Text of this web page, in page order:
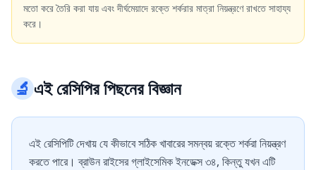
মতো করে তৈরি করা যায় এবং দীর্ঘমেয়াদে রক্তে শর্করার মাত্রা নিয়ন্ত্রণে রাখতে সাহায্য
করে।
🔬এই রেসিপির পিছনের বিজ্ঞান
এই রেসিপিটি দেখায় যে কীভাবে সঠিক খাবারের সমন্বয় রক্তে শর্করা নিয়ন্ত্রণ
করতে পারে। ব্রাউন রাইসের গ্লাইসেমিক ইনডেক্স ৩৪, কিন্তু যখন এটি